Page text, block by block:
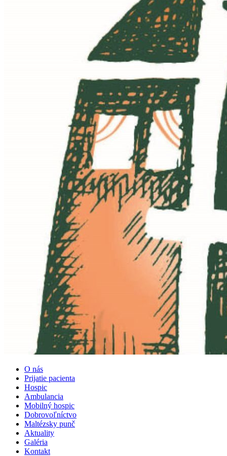
O nás
Prijatie pacienta
Hospic
Ambulancia
Mobilný hospic
Dobrovoľníctvo
Maltézsky punč
Aktuality
Galéria
Kontakt